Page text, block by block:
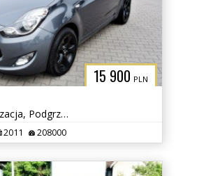
15 900 PLN
Serwisowany, Klimatyzacja, Podgrzewane fotele
2011 208000